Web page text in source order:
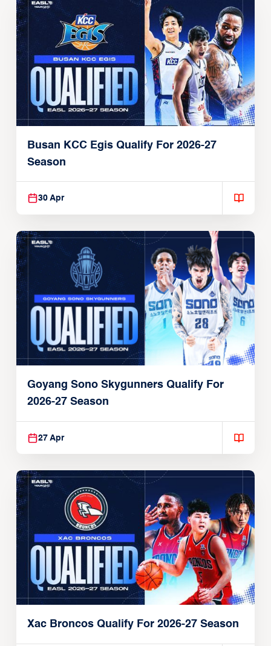
Busan KCC Egis Qualify For 2026-27
Season
30 Apr
Goyang Sono Skygunners Qualify For
2026-27 Season
27 Apr
Xac Broncos Qualify For 2026-27 Season